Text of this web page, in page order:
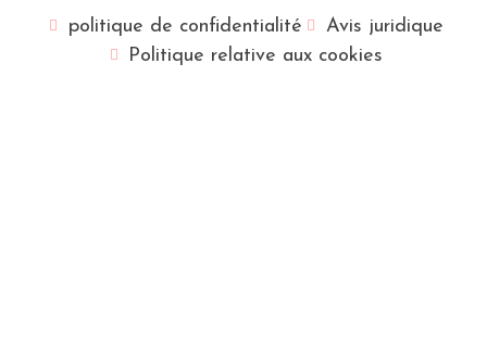
politique de confidentialité
Avis juridique
Politique relative aux cookies